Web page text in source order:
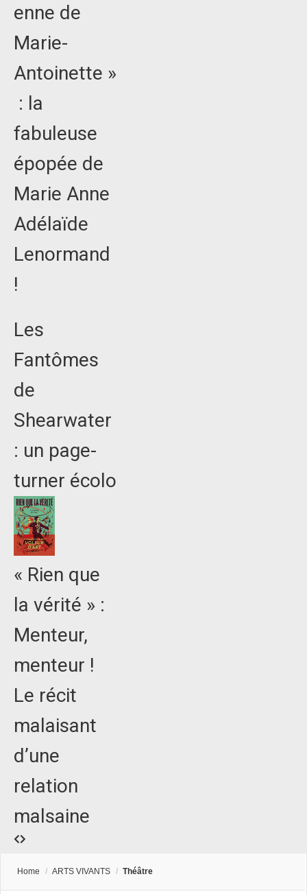
enne de
Marie-
Antoinette »
: la
fabuleuse
épopée de
Marie Anne
Adélaïde
Lenormand
!
Les
Fantômes
de
Shearwater
: un page-
turner écolo
« Rien que
la vérité » :
Menteur,
menteur !
Le récit
malaisant
d’une
relation
malsaine
Home / ARTS VIVANTS / Théâtre